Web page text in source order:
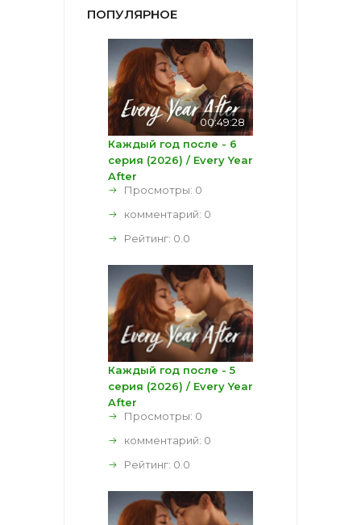
ПОПУЛЯРНОЕ
00:49:28
Каждый год после - 6
серия (2026) / Every Year
After
Просмотры: 0
комментарий: 0
Рейтинг: 0.0
Каждый год после - 5
серия (2026) / Every Year
After
Просмотры: 0
комментарий: 0
Рейтинг: 0.0